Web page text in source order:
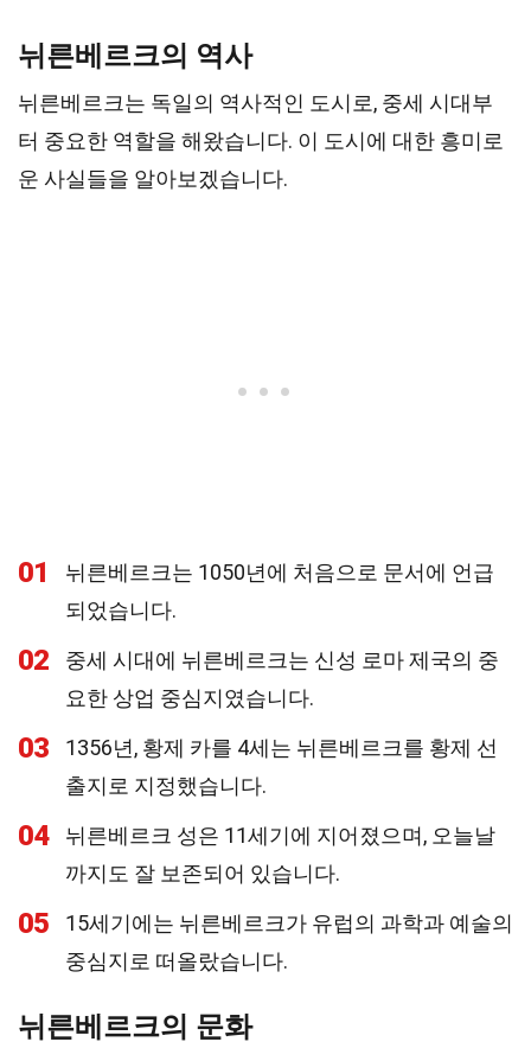
뉘른베르크의 역사
뉘른베르크는 독일의 역사적인 도시로, 중세 시대부
터 중요한 역할을 해왔습니다. 이 도시에 대한 흥미로
운 사실들을 알아보겠습니다.
01
뉘른베르크는 1050년에 처음으로 문서에 언급
되었습니다.
02
중세 시대에 뉘른베르크는 신성 로마 제국의 중
요한 상업 중심지였습니다.
03
1356년, 황제 카를 4세는 뉘른베르크를 황제 선
출지로 지정했습니다.
04
뉘른베르크 성은 11세기에 지어졌으며, 오늘날
까지도 잘 보존되어 있습니다.
05
15세기에는 뉘른베르크가 유럽의 과학과 예술의
중심지로 떠올랐습니다.
뉘른베르크의 문화